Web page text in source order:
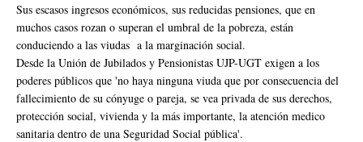
Sus escasos ingresos económicos, sus reducidas pensiones, que en
muchos casos rozan o superan el umbral de la pobreza, están
conduciendo a las viudas a la marginación social.
Desde la Unión de Jubilados y Pensionistas UJP-UGT exigen a los
poderes públicos que 'no haya ninguna viuda que por consecuencia del
fallecimiento de su cónyuge o pareja, se vea privada de sus derechos,
protección social, vivienda y la más importante, la atención medico
sanitaria dentro de una Seguridad Social pública'.